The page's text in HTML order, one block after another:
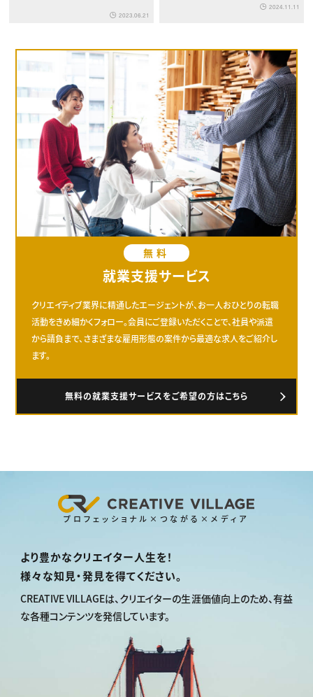
2023.06.21
2024.11.11
無料
就業支援サービス
クリエイティブ業界に精通したエージェントが、お一人おひとりの転職
活動をきめ細かくフォロー。会員にご登録いただくことで、社員や派遣
から請負まで、さまざまな雇用形態の案件から最適な求人をご紹介し
ます。
無料の就業支援サービスをご希望の方はこちら
プロフェッショナル×つながる×メディア
より豊かなクリエイター人生を！
様々な知見・発見を得てください。
CREATIVE VILLAGEは、クリエイターの生涯価値向上のため、有益
な各種コンテンツを発信しています。